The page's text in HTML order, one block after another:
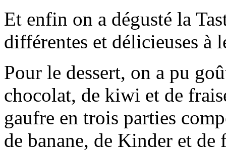
Et enfin on a dégusté la
différentes et délicieuses à
Pour le dessert, on a pu
chocolat, de kiwi et de
gaufre en trois parties
de banane, de Kinder et de